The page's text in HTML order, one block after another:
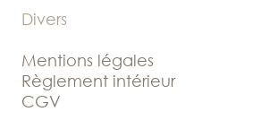
Divers
Mentions légales
Règlement intérieur
CGV